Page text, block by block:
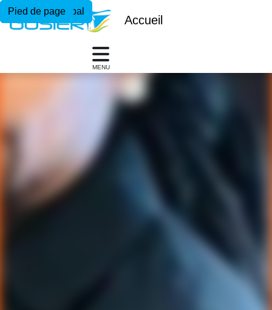
Menu principal
Contenu principal
Pied de page
Accueil
MENU